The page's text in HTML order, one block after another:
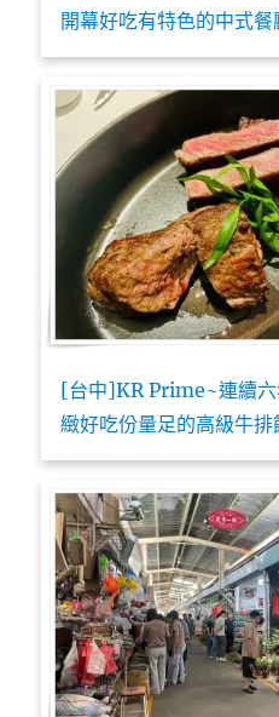
開幕好吃有特色的中式餐
[台中]KR Prime~連續六
緻好吃份量足的高級牛排